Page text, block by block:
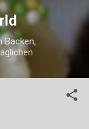
Backen,